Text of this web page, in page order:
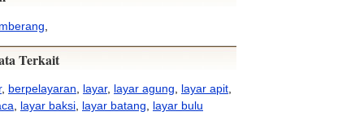
Terkait
, berpelayaran layar, layar agung layar apit
layar baksi layar batang
layar bulu